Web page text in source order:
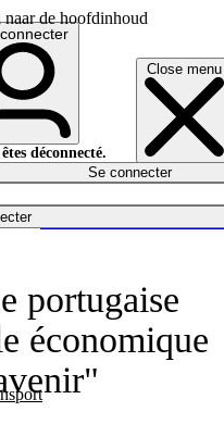
naar de hoofdinhoud
Close menu
déconnecté.
Se connecter
portugaise
économique